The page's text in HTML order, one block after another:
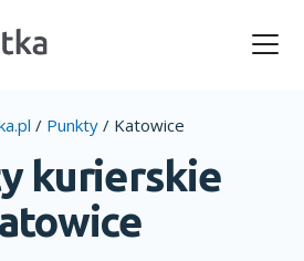
/ Punkty / Katowice
kurierskie